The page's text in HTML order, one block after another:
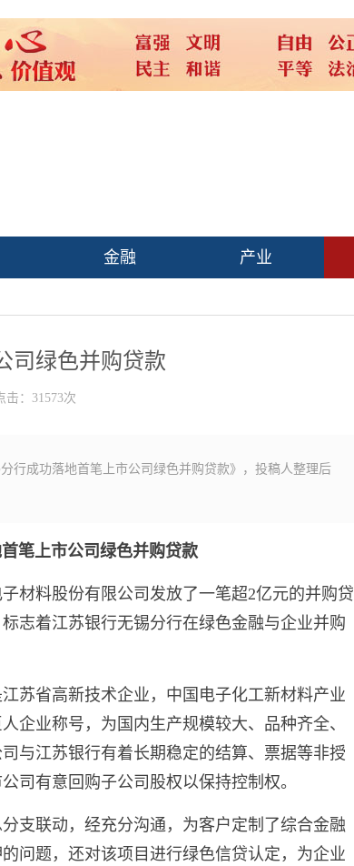
金融 产业
司绿色并购贷款
击：31573次
行成功落地首笔上市公司绿色并购贷款》，投稿人整理后
笔上市公司绿色并购贷款
材料股份有限公司发放了一笔超2亿元的并购贷
志着江苏银行无锡分行在绿色金融与企业并购
苏省高新技术企业，中国电子化工新材料产业
企业称号，为国内生产规模较大、品种齐全、
与江苏银行有着长期稳定的结算、票据等非授
司有意回购子公司股权以保持控制权。
支联动，经充分沟通，为客户定制了综合金融
问题，还对该项目进行绿色信贷认定，为企业